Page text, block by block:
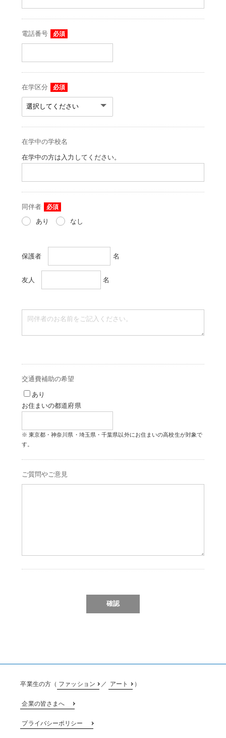
電話番号 必須
在学区分 必須
在学中の学校名
在学中の方は入力してください。
同伴者 必須
あり なし
保護者 名
友人 名
交通費補助の希望
あり
お住まいの都道府県
東京都・神奈川県・埼玉県・千葉県以外にお住まいの高校生が対象で
す。
ご質問やご意見
卒業生の方（ ファッション ／ アート ）
企業の皆さまへ
プライバシーポリシー